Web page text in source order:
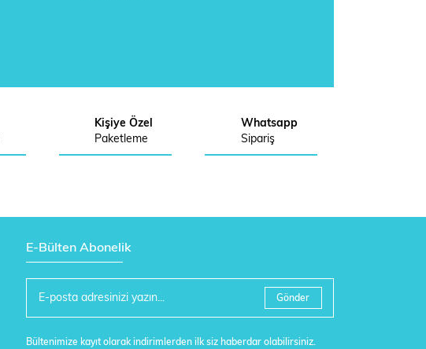
Kişiye Özel
Paketleme
Whatsapp
Sipariş
E-Bülten Abonelik
Gönder
Bültenimize kayıt olarak indirimlerden ilk siz haberdar olabilirsiniz.